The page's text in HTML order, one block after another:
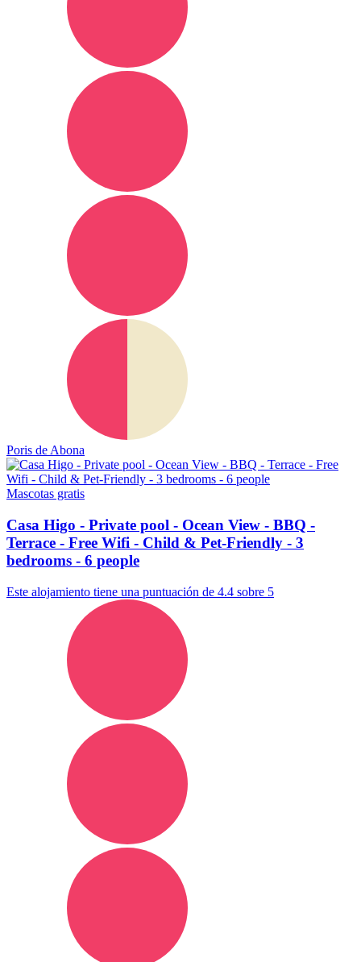
Poris de Abona
Mascotas gratis
Casa Higo - Private pool - Ocean View - BBQ -
Terrace - Free Wifi - Child & Pet-Friendly - 3
bedrooms - 6 people
Este alojamiento tiene una puntuación de 4.4 sobre 5